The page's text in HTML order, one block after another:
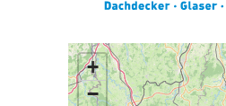
+
−